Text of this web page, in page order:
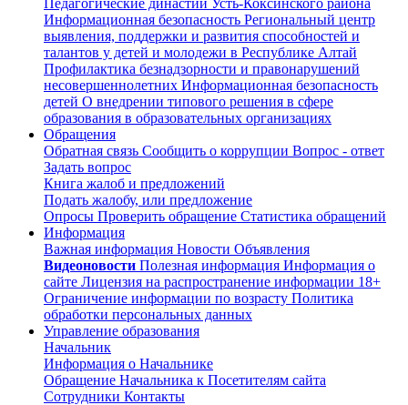
Педагогические династии Усть-Коксинского района
Информационная безопасность Региональный центр
выявления, поддержки и развития способностей и
талантов у детей и молодежи в Республике Алтай
Профилактика безнадзорности и правонарушений
несовершеннолетних Информационная безопасность
детей О внедрении типового решения в сфере
образования в образовательных организациях
Обращения
Обратная связь Сообщить о коррупции Вопрос - ответ
Задать вопрос
Книга жалоб и предложений
Подать жалобу, или предложение
Опросы Проверить обращение Статистика обращений
Информация
Важная информация Новости Объявления
Видеоновости Полезная информация Информация о
сайте Лицензия на распространение информации 18+
Ограничение информации по возрасту Политика
обработки персональных данных
Управление образования
Начальник
Информация о Начальнике
Обращение Начальника к Посетителям сайта
Сотрудники Контакты